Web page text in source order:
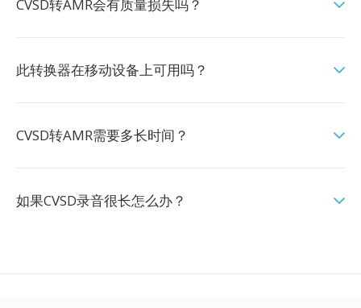
CVSD转AMR会有质量损失吗？
此转换器在移动设备上可用吗？
CVSD转AMR需要多长时间？
如果CVSD录音很长怎么办？